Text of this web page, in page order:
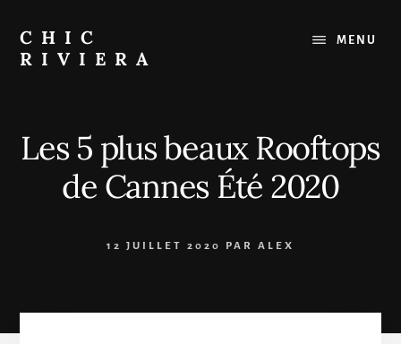
contenu
CHIC
RIVIERA
MENU
Les 5 plus beaux Rooftops
de Cannes Été 2020
12 JUILLET 2020 PAR ALEX